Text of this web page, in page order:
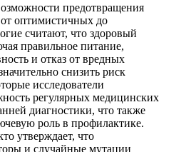
предотвращения
оптимистичных до
считают, что здоровый
правильное питание,
и отказ от вредных
снизить риск
исследователи
регулярных медицинских
диагностики, что также
роль в профилактике.
утверждает, что
и случайные мутации